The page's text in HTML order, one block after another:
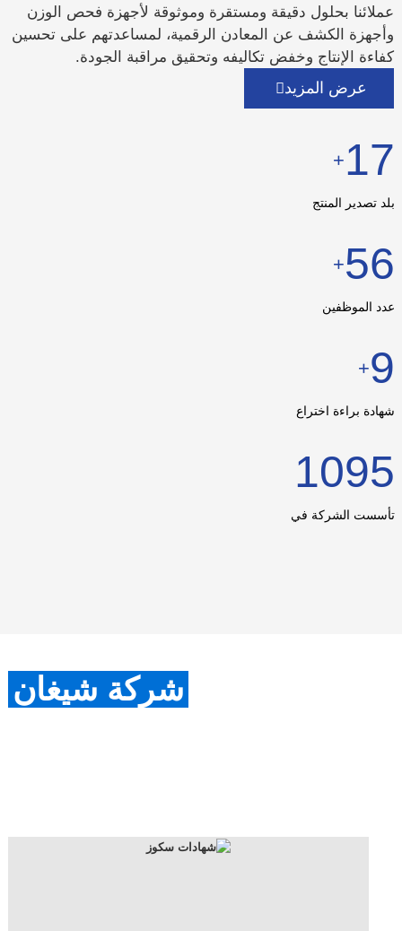
عملائنا بحلول دقيقة ومستقرة وموثوقة لأجهزة فحص الوزن
وأجهزة الكشف عن المعادن الرقمية، لمساعدتهم على تحسين
كفاءة الإنتاج وخفض تكاليفه وتحقيق مراقبة الجودة.
عرض المزيد
17
+
بلد تصدير المنتج
56
+
عدد الموظفين
9
+
شهادة براءة اختراع
1095
تأسست الشركة في
شركة شيغان